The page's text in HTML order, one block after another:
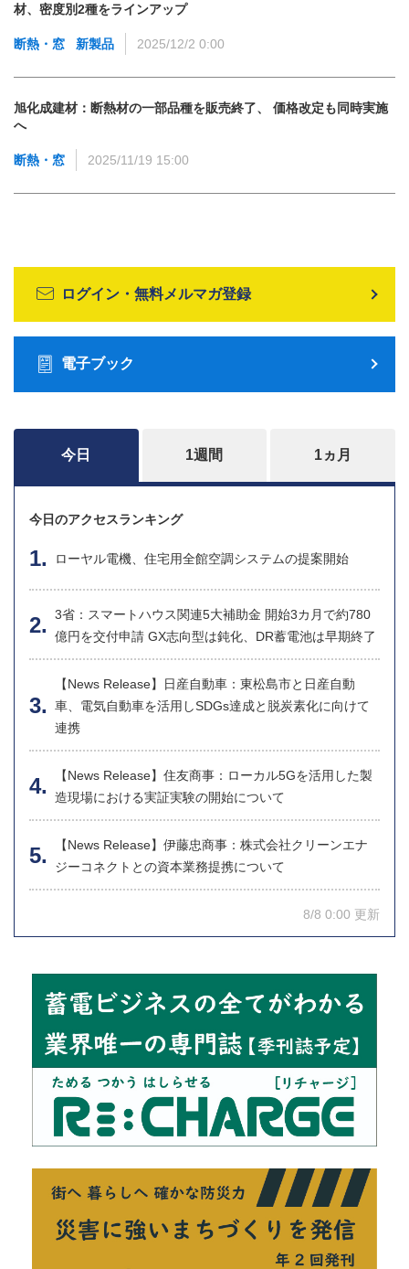
材、密度別2種をラインアップ
断熱・窓 新製品 2025/12/2 0:00
旭化成建材：断熱材の一部品種を販売終了、 価格改定も同時実施
へ
断熱・窓 2025/11/19 15:00
ログイン・無料メルマガ登録
電子ブック
今日 1週間 1ヵ月
今日のアクセスランキング
ローヤル電機、住宅用全館空調システムの提案開始
3省：スマートハウス関連5大補助金 開始3カ月で約780
億円を交付申請 GX志向型は鈍化、DR蓄電池は早期終了
【News Release】日産自動車：東松島市と日産自動
車、電気自動車を活用しSDGs達成と脱炭素化に向けて
連携
【News Release】住友商事：ローカル5Gを活用した製
造現場における実証実験の開始について
【News Release】伊藤忠商事：株式会社クリーンエナ
ジーコネクトとの資本業務提携について
8/8 0:00 更新